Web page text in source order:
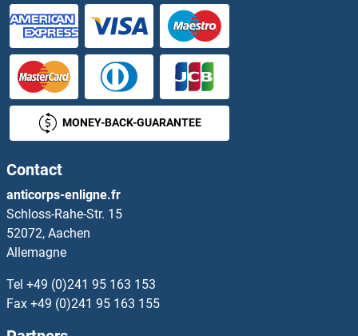
MONEY-BACK-GUARANTEE
Contact
anticorps-enligne.fr
Schloss-Rahe-Str. 15
52072, Aachen
Allemagne
Tel +49 (0)241 95 163 153
Fax +49 (0)241 95 163 155